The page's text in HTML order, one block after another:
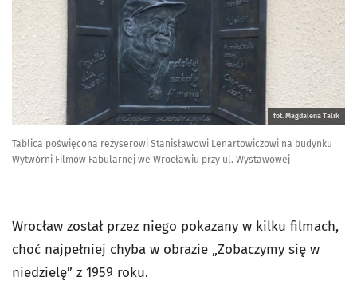
fot. Magdalena Talik
Tablica poświęcona reżyserowi Stanisławowi Lenartowiczowi na budynku
Wytwórni Filmów Fabularnej we Wrocławiu przy ul. Wystawowej
Wrocław został przez niego pokazany w kilku filmach,
choć najpełniej chyba w obrazie „Zobaczymy się w
niedzielę” z 1959 roku.